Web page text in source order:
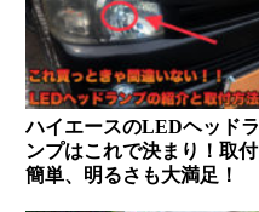
ハイエースのLEDヘッドラ
ンプはこれで決まり！取付
簡単、明るさも大満足！